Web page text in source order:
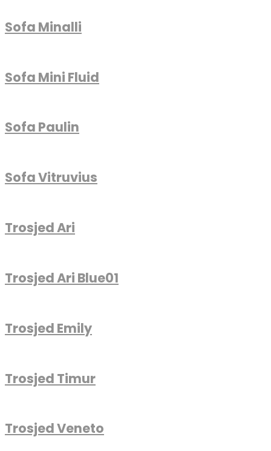
Sofa Minalli
Sofa Mini Fluid
Sofa Paulin
Sofa Vitruvius
Trosjed Ari
Trosjed Ari Blue01
Trosjed Emily
Trosjed Timur
Trosjed Veneto